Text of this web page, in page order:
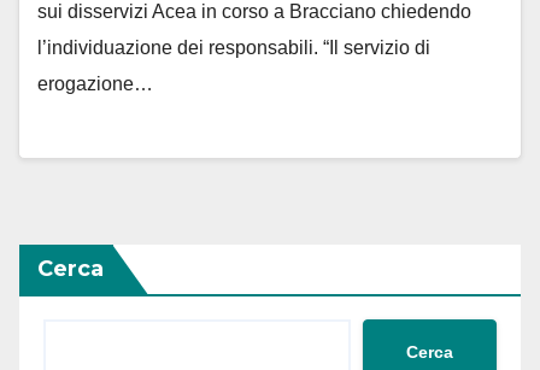
sui disservizi Acea in corso a Bracciano chiedendo
l’individuazione dei responsabili. “Il servizio di
erogazione…
Cerca
Cerca